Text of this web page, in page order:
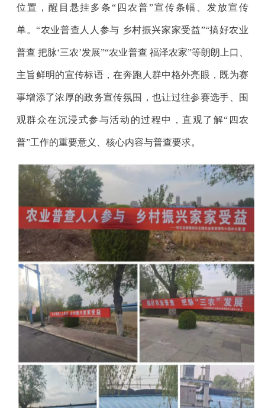
位置，醒目悬挂多条“四农普”宣传条幅、发放宣传
单。“农业普查人人参与 乡村振兴家家受益”“搞好农业
普查 把脉‘三农’发展”“农业普查 福泽农家”等朗朗上口、
主旨鲜明的宣传标语，在奔跑人群中格外亮眼，既为赛
事增添了浓厚的政务宣传氛围，也让过往参赛选手、围
观群众在沉浸式参与活动的过程中，直观了解“四农
普”工作的重要意义、核心内容与普查要求。